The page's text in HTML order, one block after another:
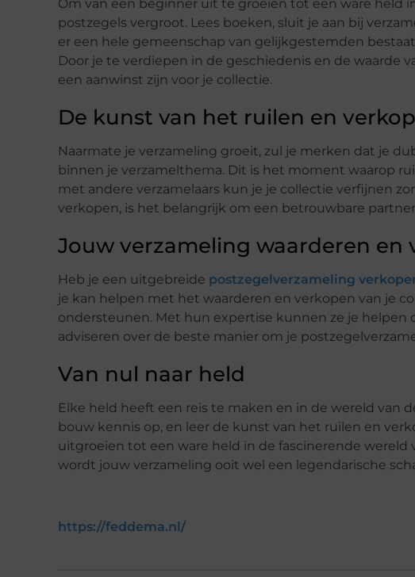
Om van een beginner uit te groeien tot een ware held
postzegels vergroot. Lees boeken, sluit je aan bij
er een hele gemeenschap van gelijkgestemden
Door je te verdiepen in de geschiedenis en de waarde
een aanwinst zijn voor je collectie.
De kunst van het ruilen en
Naarmate je verzameling groeit, zul je merken dat je
binnen je verzamelthema. Dit is het moment waarop
met andere verzamelaars kun je je collectie verfijnen
verkopen, is het belangrijk om een betrouwbare
Jouw verzameling waarderen en
Heb je een uitgebreide postzegelverzameling
je kan helpen met het waarderen en verkopen van je
ondersteunen. Met hun expertise kunnen ze je helpen
adviseren over de beste manier om je
Van nul naar held
Elke held heeft een reis te maken en in de wereld van
bouw kennis op, en leer de kunst van het ruilen en
uitgroeien tot een ware held in de fascinerende wereld
wordt jouw verzameling ooit wel een legendarische
https://feddema.nl/